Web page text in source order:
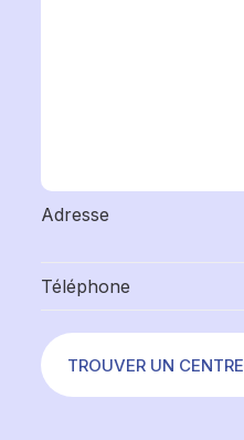
Adresse
Téléphone
TROUVER UN CENTRE